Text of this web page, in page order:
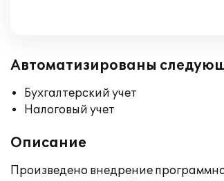
Автоматизированы
Бухгалтерский учет
Налоговый учет
Описание
Произведено внедрение